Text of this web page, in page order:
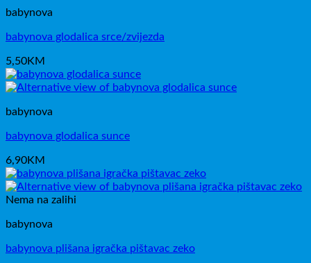
babynova
babynova glodalica srce/zvijezda
5,50KM
babynova
babynova glodalica sunce
6,90KM
Nema na zalihi
babynova
babynova plišana igračka pištavac zeko